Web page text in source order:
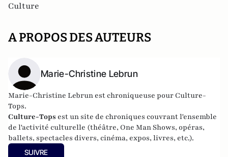
Culture
A PROPOS DES AUTEURS
Marie-Christine Lebrun
Marie-Christine Lebrun est chroniqueuse pour Culture-
Tops.
Culture-Tops est un site de chroniques couvrant l'ensemble
de l'activité culturelle (théâtre, One Man Shows, opéras,
ballets, spectacles divers, cinéma, expos, livres, etc.).
SUIVRE